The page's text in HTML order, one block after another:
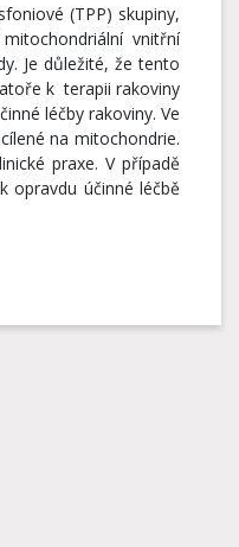
(TPP) skupiny,
vnitřní
Je důležité, že tento
k terapii rakoviny
léčby rakoviny. Ve
na mitochondrie.
praxe. V případě
opravdu účinné léčbě